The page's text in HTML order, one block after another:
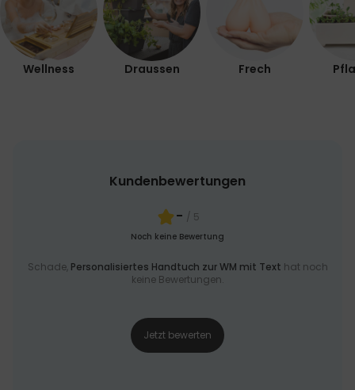
Wellness Draussen Frech
Kundenbewertungen
- / 5
Noch keine Bewertung
Schade, Personalisiertes Handtuch zur WM mit Text hat noch
keine Bewertungen.
Jetzt bewerten